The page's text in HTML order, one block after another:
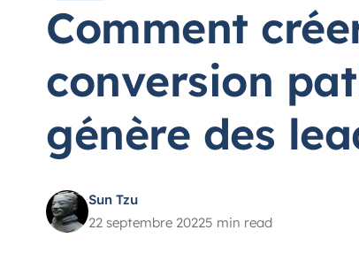
Comment
conversion
génère des
Sun Tzu
22 septembre 20225 min read